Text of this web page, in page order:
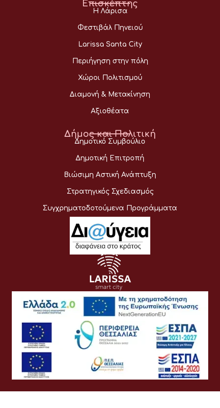
Επισκέπτης
Η Λάρισα
Φεστιβάλ Πηνειού
Larissa Santa City
Περιήγηση στην πόλη
Χώροι Πολιτισμού
Διαμονή & Μετακίνηση
Αξιοθέατα
Δήμος και Πολιτική
Δημοτικό Συμβούλιο
Δημοτική Επιτροπή
Βιώσιμη Αστική Ανάπτυξη
Στρατηγικός Σχεδιασμός
Συγχρηματοδοτούμενα Προγράμματα